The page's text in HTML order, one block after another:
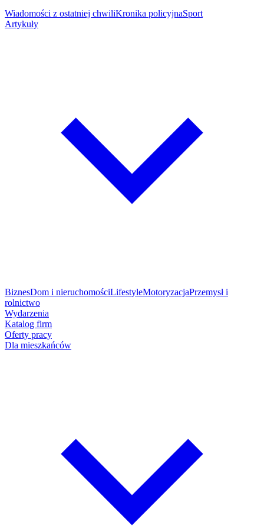
Wiadomości z ostatniej chwiliKronika policyjnaSport
Artykuły
BiznesDom i nieruchomościLifestyleMotoryzacjaPrzemysł i
rolnictwo
Wydarzenia
Katalog firm
Oferty pracy
Dla mieszkańców